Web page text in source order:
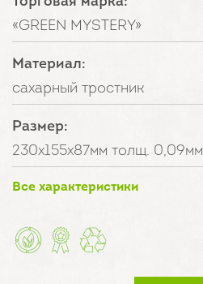
«GREEN MYSTERY»
Материал:
сахарный тростник
Размер:
230х155х87мм толщ. 0,09мм
Все характеристики